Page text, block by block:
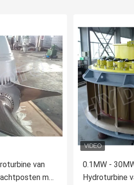
van
met
0.1MW -
Hydroturbine